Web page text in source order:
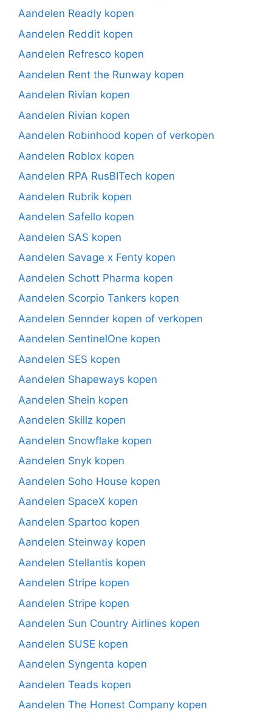
Aandelen Readly kopen
Aandelen Reddit kopen
Aandelen Refresco kopen
Aandelen Rent the Runway kopen
Aandelen Rivian kopen
Aandelen Rivian kopen
Aandelen Robinhood kopen of verkopen
Aandelen Roblox kopen
Aandelen RPA RusBITech kopen
Aandelen Rubrik kopen
Aandelen Safello kopen
Aandelen SAS kopen
Aandelen Savage x Fenty kopen
Aandelen Schott Pharma kopen
Aandelen Scorpio Tankers kopen
Aandelen Sennder kopen of verkopen
Aandelen SentinelOne kopen
Aandelen SES kopen
Aandelen Shapeways kopen
Aandelen Shein kopen
Aandelen Skillz kopen
Aandelen Snowflake kopen
Aandelen Snyk kopen
Aandelen Soho House kopen
Aandelen SpaceX kopen
Aandelen Spartoo kopen
Aandelen Steinway kopen
Aandelen Stellantis kopen
Aandelen Stripe kopen
Aandelen Stripe kopen
Aandelen Sun Country Airlines kopen
Aandelen SUSE kopen
Aandelen Syngenta kopen
Aandelen Teads kopen
Aandelen The Honest Company kopen